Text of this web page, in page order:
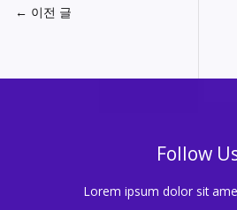
← 이전 글
Follow
Lorem ipsum dolor sit